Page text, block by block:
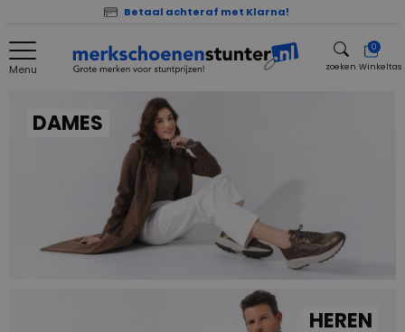
Betaal achteraf met Klarna!
Menu zoeken
0
Winkeltas
DAMES
HEREN